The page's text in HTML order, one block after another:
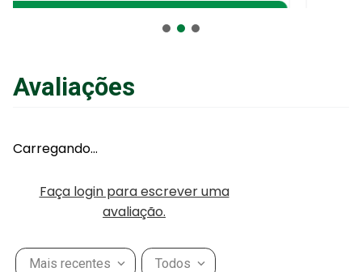
R$12,26no Pix
R$12,90em até
Avaliações
Carregando…
Faça login para escrever uma
avaliação.
Mais recentes Todos